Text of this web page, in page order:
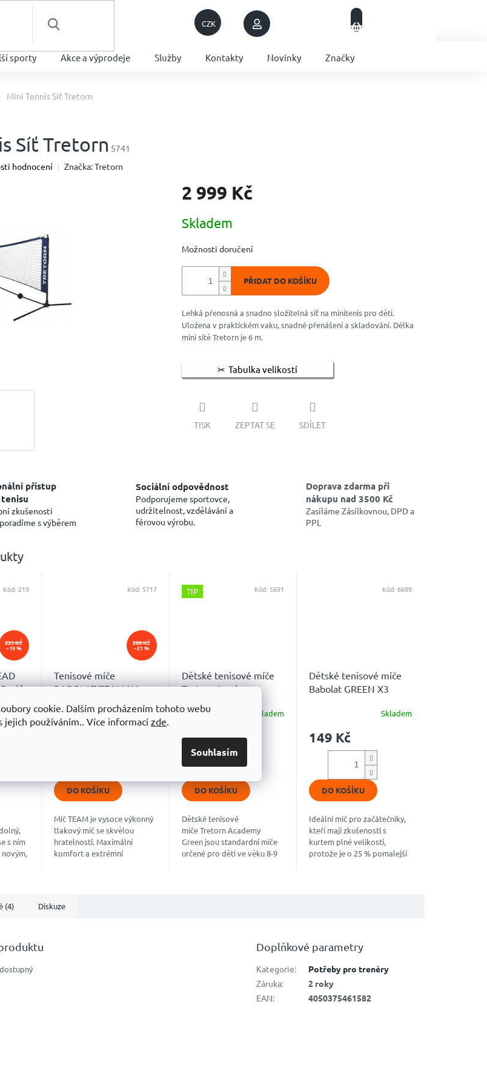
cookie. Dalším procházením tohoto webu
jejich používáním.. Více informacízde.
Souhlasím
CZK
HLEDAT
sporty Akce a výprodeje Služby Kontakty Novinky Značky
Mini Tennis Síť Tretorn
Síť Tretorn 5741
hodnocení Značka:Tretorn
2 999 Kč
cena:
Skladem
Možnosti doručení
PŘIDAT DO KOŠÍKU
Lehká přenosná a snadno složitelná síť na minitenis pro děti.
Uložena v praktickém vaku, snadné přenášení a skladování. Délka
mini sítě Tretorn je 6 m.
Tabulka velikostí
TISK ZEPTAT SE SDÍLET
přístup
zkušenosti
s výběrem
Sociální odpovědnost
Podporujeme sportovce,
udržitelnost, vzdělávání a
férovou výrobu.
Doprava zdarma při
nákupu nad 3500 Kč
Zasíláme Zásilkovnou, DPD a
PPL
235 KČ
–19 %
s ním
novým,
Kód: 219
280 KČ
–21 %
Tenisové míče
BABOLAT TEAM X4
Skladem
DO KOŠÍKU
Míč TEAM je vysoce výkonný
tlakový míč se skvělou
hratelností. Maximální
komfort a extrémní
Kód: 5717 TIP
Dětské tenisové míče
Tretorn Academy
Skladem
159 Kč
DO KOŠÍKU
Dětské tenisové
míče Tretorn Academy
Green jsou standardní míče
určené pro děti ve věku 8-9
Kód: 5691
Dětské tenisové míče
Babolat GREEN X3
Skladem
149 Kč
DO KOŠÍKU
Ideální míč pro začátečníky,
kteří mají zkušenosti s
kurtem plné velikosti,
protože je o 25 % pomalejší
Kód: 6689
(4) Diskuze
Doplňkové parametry
Kategorie:
Potřeby pro trenéry
Záruka:
2 roky
EAN: 4050375461582